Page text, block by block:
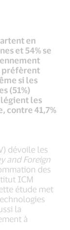
en
et 54% se
préfèrent
si les
(51%)
les
contre 41,7%
dévoile les
and Foreign
des
ICM
étude met
la
à